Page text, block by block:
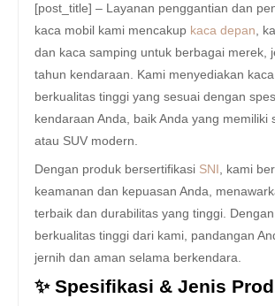
[post_title] – Layanan penggantian dan
kaca mobil kami mencakup kaca depan ,
dan kaca samping untuk berbagai merek,
tahun kendaraan. Kami menyediakan kaca
berkualitas tinggi yang sesuai dengan
kendaraan Anda, baik Anda yang memiliki
atau SUV modern.
Dengan produk bersertifikasi SNI
, kami
keamanan dan kepuasan Anda,
terbaik dan durabilitas yang tinggi.
berkualitas tinggi dari kami, pandangan
jernih dan aman selama berkendara.
✨ Spesifikasi & Jenis